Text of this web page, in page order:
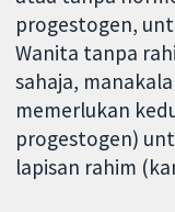
progestogen,
Wanita tanpa
sahaja,
memerlukan
progestogen)
lapisan rahim